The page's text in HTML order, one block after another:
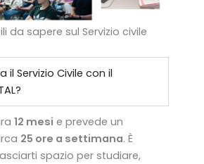
da sapere sul Servizio civile
il Servizio Civile con il
12 mesi e prevede un
25 ore a settimana. È
spazio per studiare,